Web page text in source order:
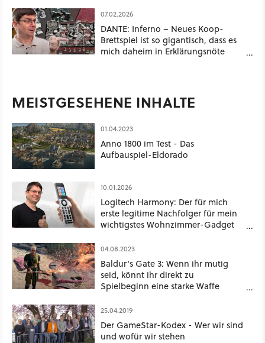
07.02.2026
DANTE: Inferno – Neues Koop-
Brettspiel ist so gigantisch, dass es
mich daheim in Erklärungsnöte
MEISTGESEHENE INHALTE
01.04.2023
Anno 1800 im Test - Das
Aufbauspiel-Eldorado
10.01.2026
Logitech Harmony: Der für mich
erste legitime Nachfolger für mein
wichtigstes Wohnzimmer-Gadget
04.08.2023
Baldur’s Gate 3: Wenn ihr mutig
seid, könnt ihr direkt zu
Spielbeginn eine starke Waffe
25.04.2019
Der GameStar-Kodex - Wer wir sind
und wofür wir stehen